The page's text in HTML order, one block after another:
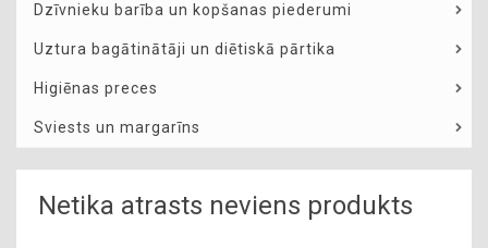
Dzīvnieku barība un kopšanas piederumi
Uztura bagātinātāji un diētiskā pārtika
Higiēnas preces
Sviests un margarīns
Netika atrasts neviens produkts